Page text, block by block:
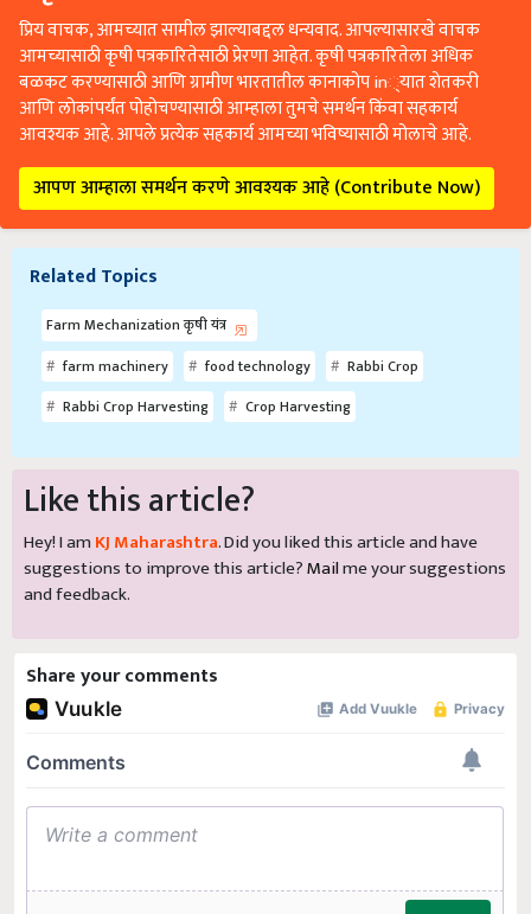
प्रिय वाचक, आमच्यात सामील झाल्याबद्दल धन्यवाद. आपल्यासारखे वाचक
आमच्यासाठी कृषी पत्रकारितेसाठी प्रेरणा आहेत. कृषी पत्रकारितेला अधिक
बळकट करण्यासाठी आणि ग्रामीण भारतातील कानाकोप in्यात शेतकरी
आणि लोकांपर्यंत पोहोचण्यासाठी आम्हाला तुमचे समर्थन किंवा सहकार्य
आवश्यक आहे. आपले प्रत्येक सहकार्य आमच्या भविष्यासाठी मोलाचे आहे.
आपण आम्हाला समर्थन करणे आवश्यक आहे (Contribute Now)
Related Topics
Farm Mechanization कृषी यंत्र
farm machinery
food technology
Rabbi Crop
Rabbi Crop Harvesting
Crop Harvesting
Like this article?
Hey! I am KJ Maharashtra. Did you liked this article and have
suggestions to improve this article?Mailme your suggestions
and feedback.
Share your comments